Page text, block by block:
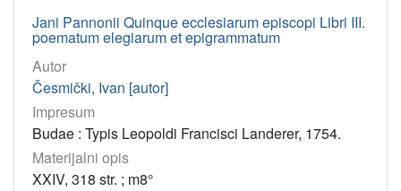
Jani Pannonii Quinque ecclesiarum episcopi Libri III.
poematum elegiarum et epigrammatum
Autor
Česmički, Ivan [autor]
Impresum
Budae : Typis Leopoldi Francisci Landerer, 1754.
Materijalni opis
XXIV, 318 str. ; m8°